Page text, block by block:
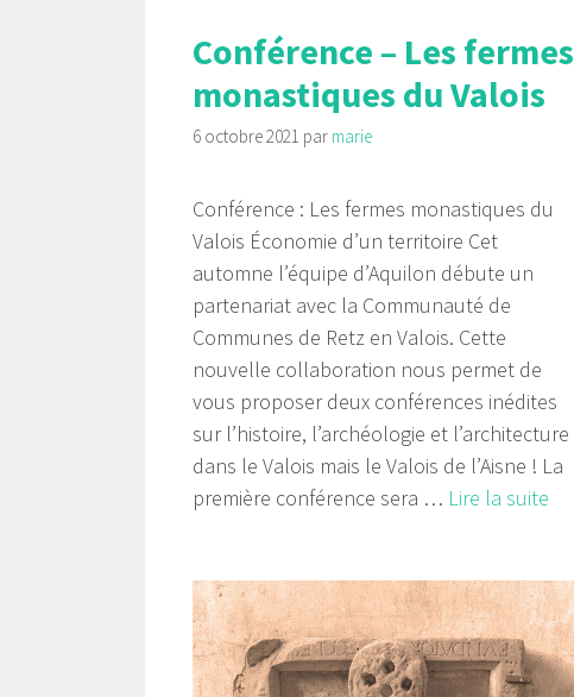
Conférence – Les fermes
monastiques du Valois
6 octobre 2021 par marie
Conférence : Les fermes monastiques du
Valois Économie d’un territoire Cet
automne l’équipe d’Aquilon débute un
partenariat avec la Communauté de
Communes de Retz en Valois. Cette
nouvelle collaboration nous permet de
vous proposer deux conférences inédites
sur l’histoire, l’archéologie et l’architecture
dans le Valois mais le Valois de l’Aisne ! La
première conférence sera … Lire la suite